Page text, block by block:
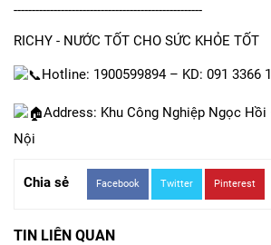
----------------------------------------------------
RICHY - NƯỚC TỐT CHO SỨC KHỎE TỐT
Hotline: 1900599894 – KD: 091 3366
Address: Khu Công Nghiệp Ngọc
Nội
Chia sẻ Facebook Twitter Pinterest
TIN LIÊN QUAN